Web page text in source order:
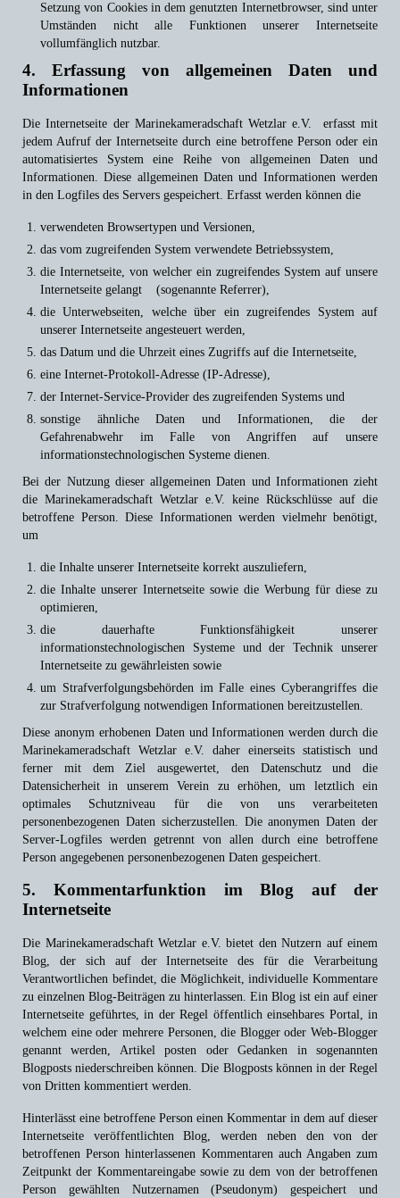
Setzung von Cookies in dem genutzten Internetbrowser, sind unter
Umständen nicht alle Funktionen unserer Internetseite
vollumfänglich nutzbar.
4. Erfassung von allgemeinen Daten und
Informationen
Die Internetseite der Marinekameradschaft Wetzlar e.V. erfasst mit
jedem Aufruf der Internetseite durch eine betroffene Person oder ein
automatisiertes System eine Reihe von allgemeinen Daten und
Informationen. Diese allgemeinen Daten und Informationen werden
in den Logfiles des Servers gespeichert. Erfasst werden können die
verwendeten Browsertypen und Versionen,
das vom zugreifenden System verwendete Betriebssystem,
die Internetseite, von welcher ein zugreifendes System auf unsere
Internetseite gelangt (sogenannte Referrer),
die Unterwebseiten, welche über ein zugreifendes System auf
unserer Internetseite angesteuert werden,
das Datum und die Uhrzeit eines Zugriffs auf die Internetseite,
eine Internet-Protokoll-Adresse (IP-Adresse),
der Internet-Service-Provider des zugreifenden Systems und
sonstige ähnliche Daten und Informationen, die der
Gefahrenabwehr im Falle von Angriffen auf unsere
informationstechnologischen Systeme dienen.
Bei der Nutzung dieser allgemeinen Daten und Informationen zieht
die Marinekameradschaft Wetzlar e.V. keine Rückschlüsse auf die
betroffene Person. Diese Informationen werden vielmehr benötigt,
um
die Inhalte unserer Internetseite korrekt auszuliefern,
die Inhalte unserer Internetseite sowie die Werbung für diese zu
optimieren,
die dauerhafte Funktionsfähigkeit unserer
informationstechnologischen Systeme und der Technik unserer
Internetseite zu gewährleisten sowie
um Strafverfolgungsbehörden im Falle eines Cyberangriffes die
zur Strafverfolgung notwendigen Informationen bereitzustellen.
Diese anonym erhobenen Daten und Informationen werden durch die
Marinekameradschaft Wetzlar e.V. daher einerseits statistisch und
ferner mit dem Ziel ausgewertet, den Datenschutz und die
Datensicherheit in unserem Verein zu erhöhen, um letztlich ein
optimales Schutzniveau für die von uns verarbeiteten
personenbezogenen Daten sicherzustellen. Die anonymen Daten der
Server-Logfiles werden getrennt von allen durch eine betroffene
Person angegebenen personenbezogenen Daten gespeichert.
5. Kommentarfunktion im Blog auf der
Internetseite
Die Marinekameradschaft Wetzlar e.V. bietet den Nutzern auf einem
Blog, der sich auf der Internetseite des für die Verarbeitung
Verantwortlichen befindet, die Möglichkeit, individuelle Kommentare
zu einzelnen Blog-Beiträgen zu hinterlassen. Ein Blog ist ein auf einer
Internetseite geführtes, in der Regel öffentlich einsehbares Portal, in
welchem eine oder mehrere Personen, die Blogger oder Web-Blogger
genannt werden, Artikel posten oder Gedanken in sogenannten
Blogposts niederschreiben können. Die Blogposts können in der Regel
von Dritten kommentiert werden.
Hinterlässt eine betroffene Person einen Kommentar in dem auf dieser
Internetseite veröffentlichten Blog, werden neben den von der
betroffenen Person hinterlassenen Kommentaren auch Angaben zum
Zeitpunkt der Kommentareingabe sowie zu dem von der betroffenen
Person gewählten Nutzernamen (Pseudonym) gespeichert und